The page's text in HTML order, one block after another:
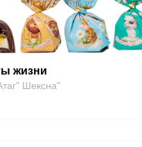
жизни
Шексна"